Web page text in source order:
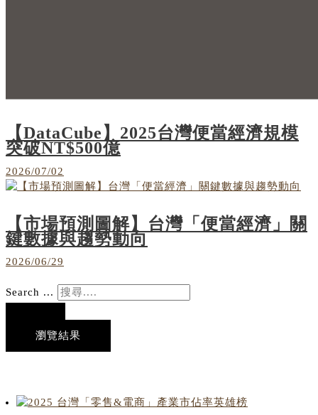
【DataCube】2025台灣便當經濟規模
突破NT$500億
2026/07/02
【市場預測圖解】台灣「便當經濟」關
鍵數據與趨勢動向
2026/06/29
Search ...
瀏覽結果